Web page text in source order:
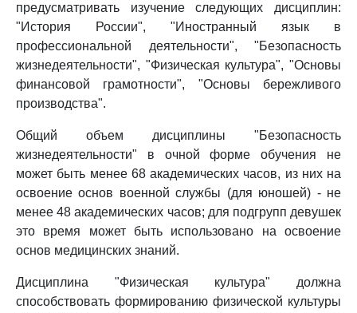
предусматривать изучение следующих дисциплин:
"История России", "Иностранный язык в
профессиональной деятельности", "Безопасность
жизнедеятельности", "Физическая культура", "Основы
финансовой грамотности", "Основы бережливого
производства".
Общий объем дисциплины "Безопасность
жизнедеятельности" в очной форме обучения не
может быть менее 68 академических часов, из них на
освоение основ военной службы (для юношей) - не
менее 48 академических часов; для подгрупп девушек
это время может быть использовано на освоение
основ медицинских знаний.
Дисциплина "Физическая культура" должна
способствовать формированию физической культуры